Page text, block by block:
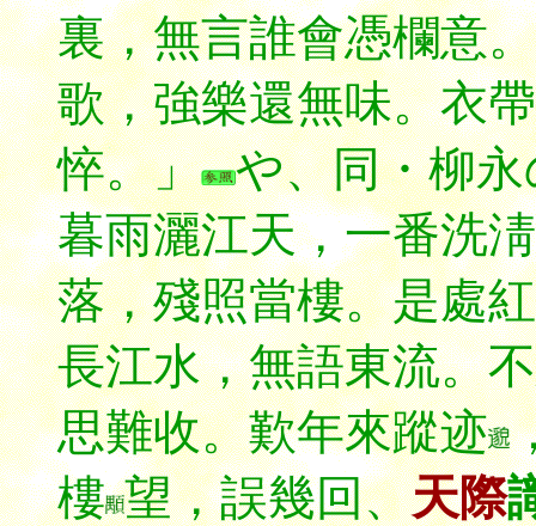
裏，無言誰會憑欄意
歌，強樂還無味。衣
悴。」
や、同・柳
暮雨灑江天，一番洗
落，殘照當樓。是處
長江水，無語東流。
思難收。歎年來蹤迹
樓 望，誤幾回、天際